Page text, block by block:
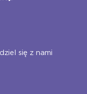
się z nami